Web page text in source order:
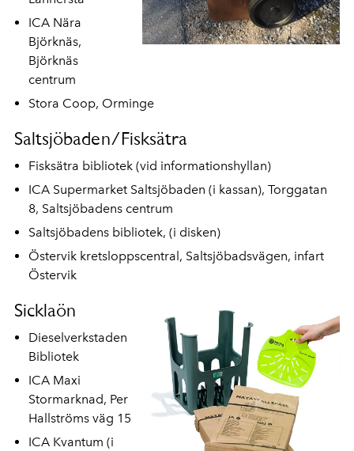
ICA Nära
Björknäs,
Björknäs
centrum
Stora Coop, Orminge
Saltsjöbaden/Fisksätra
Fisksätra bibliotek (vid informationshyllan)
ICA Supermarket Saltsjöbaden (i kassan), Torggatan
8, Saltsjöbadens centrum
Saltsjöbadens bibliotek, (i disken)
Östervik kretsloppscentral, Saltsjöbadsvägen, infart
Östervik
Sicklaön
Dieselverkstaden
Bibliotek
ICA Maxi
Stormarknad, Per
Hallströms väg 15
ICA Kvantum (i